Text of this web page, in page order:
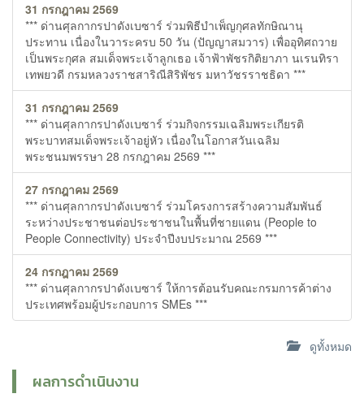
31 กรกฎาคม 2569
*** ด่านศุลกากรปาดังเบซาร์ ร่วมพิธีบำเพ็ญกุศลทักษิณานุ
ประทาน เนื่องในวาระครบ 50 วัน (ปัญญาสมวาร) เพื่ออุทิศถวาย
เป็นพระกุศล สมเด็จพระเจ้าลูกเธอ เจ้าฟ้าพัชรกิติยาภา นเรนทิรา
เทพยวดี กรมหลวงราชสาริณีสิริพัชร มหาวัชรราชธิดา ***
31 กรกฎาคม 2569
*** ด่านศุลกากรปาดังเบซาร์ ร่วมกิจกรรมเฉลิมพระเกียรติ
พระบาทสมเด็จพระเจ้าอยู่หัว เนื่องในโอกาสวันเฉลิม
พระชนมพรรษา 28 กรกฎาคม 2569 ***
27 กรกฎาคม 2569
*** ด่านศุลกากรปาดังเบซาร์ ร่วมโครงการสร้างความสัมพันธ์
ระหว่างประชาชนต่อประชาชนในพื้นที่ชายแดน (People to
People Connectivity) ประจำปีงบประมาณ 2569 ***
24 กรกฎาคม 2569
*** ด่านศุลกากรปาดังเบซาร์ ให้การต้อนรับคณะกรมการค้าต่าง
ประเทศพร้อมผู้ประกอบการ SMEs ***
ดูทั้งหมด
ผลการดำเนินงาน